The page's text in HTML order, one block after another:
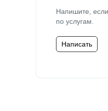
Напишите,
по услугам.
Написать